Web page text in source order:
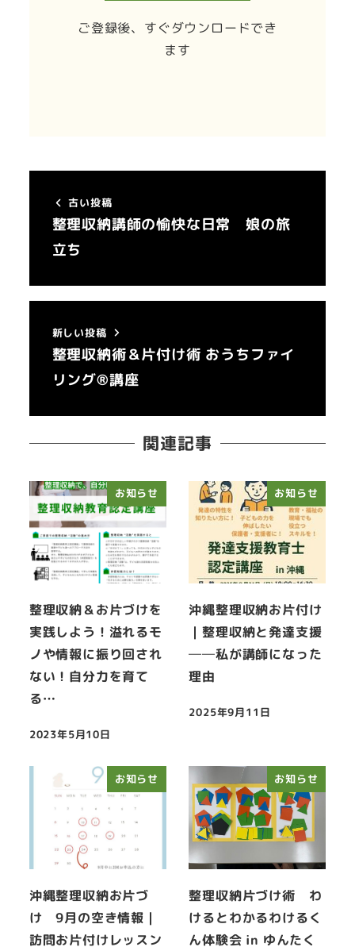
ご登録後、すぐダウンロードでき
ます
古い投稿
整理収納講師の愉快な日常 娘の旅
立ち
新しい投稿
整理収納術＆片付け術 おうちファイ
リング®講座
関連記事
お知らせ
整理収納＆お片づけを
実践しよう！溢れるモ
ノや情報に振り回され
ない！自分力を育て
る…
投稿日
2023年5月10日
お知らせ
沖縄整理収納お片付け
｜整理収納と発達支援
──私が講師になった
理由
投稿日
2025年9月11日
お知らせ
沖縄整理収納お片づ
け 9月の空き情報｜
訪問お片付けレッスン
お知らせ
整理収納片づけ術 わ
けるとわかるわけるく
ん体験会 in ゆんたく